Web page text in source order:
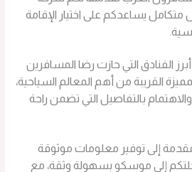
يساعدكم على اختيار الإقامة
الفنادق التي حازت رضا المسافرين
القريبة من أهم المعالم السياحية،
بالتفاصيل التي تضمن راحة
إلى توفير معلومات موثوقة
إلى موسكو بسهولة وثقة، مع